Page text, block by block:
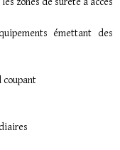
émettant des
coupant